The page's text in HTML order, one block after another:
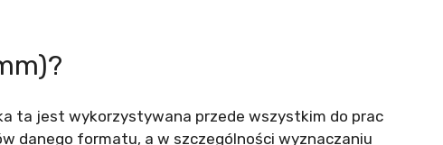
ta jest wykorzystywana przede wszystkim do prac
danego formatu, a w szczególności wyznaczaniu